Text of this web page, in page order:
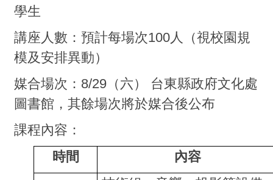
學生
講座人數：預計每場次100人（視校園規
模及安排異動）
媒合場次：8/29（六） 台東縣政府文化處
圖書館，其餘場次將於媒合後公布
課程內容：
時間
內容